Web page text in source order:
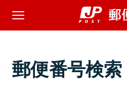
郵便番号検索